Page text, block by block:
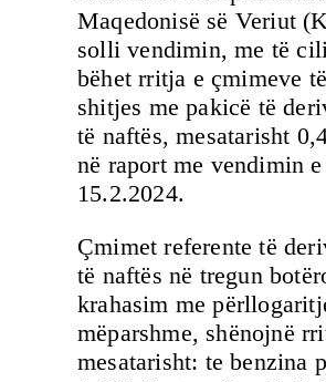
Maqedonisë së Veriut
solli vendimin, me të
bëhet rritja e çmimeve të
shitjes me pakicë të
të naftës, mesatarisht
në raport me vendimin e
15.2.2024.
Çmimet referente të
të naftës në tregun
krahasim me
mëparshme, shënojnë
mesatarisht: te benzina